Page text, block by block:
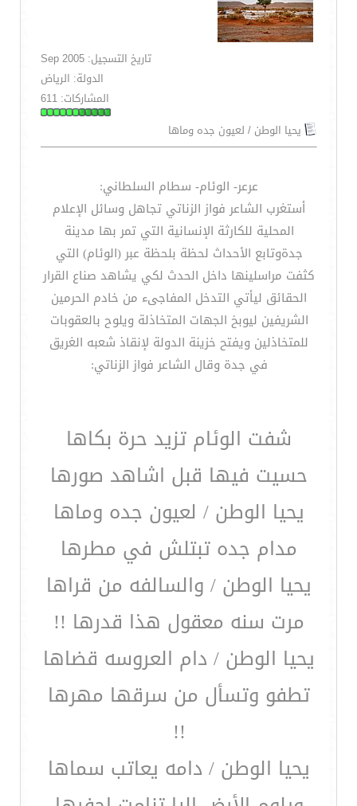
تاريخ التسجيل: Sep 2005
الدولة: الرياض
المشاركات: 611
يحيا الوطن / لعيون جده وماها
عرعر- الوئام- سطام السلطاني:
أستغرب الشاعر فواز الزناتي تجاهل وسائل الإعلام
المحلية للكارثة الإنسانية التي تمر بها مدينة
جدةوتابع الأحداث لحظة بلحظة عبر (الوئام) التي
كثفت مراسلينها داخل الحدث لكي يشاهد صناع القرار
الحقائق ليأتي التدخل المفاجىء من خادم الحرمين
الشريفين ليوبخ الجهات المتخاذلة ويلوح بالعقوبات
للمتخاذلين ويفتح خزينة الدولة لإنقاذ شعبه الغريق
في جدة وقال الشاعر فواز الزناتي:
شفت الوئام تزيد حرة بكاها
حسيت فيها قبل اشاهد صورها
يحيا الوطن / لعيون جده وماها
مدام جده تبتلش في مطرها
يحيا الوطن / والسالفه من قراها
مرت سنه معقول هذا قدرها !!
يحيا الوطن / دام العروسه قضاها
تطفو وتسأل من سرقها مهرها
!!
يحيا الوطن / دامه يعاتب سماها